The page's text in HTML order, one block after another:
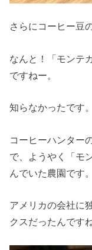
さらにコーヒー豆
なんと！「モンテ
ですねー。
知らなかったです。
コーヒーハンター
で、ようやく「モ
んでいた農園です。
アメリカの会社に
クスだったんです